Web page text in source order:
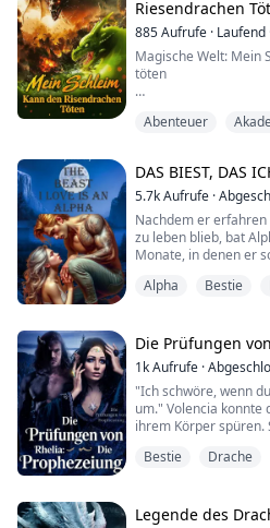
Riesendrachen
885Aufrufe · Laufend
Magische Welt: Mein
töten
Vögel zwitscherten
den jungen Alchemist
andere als
Leon war gerade
Kräuter zu mische...
Abenteuer
DAS BIEST, DAS
5.7kAufrufe ·
Nachdem er erfahren
zu leben blieb, bat
Monate, in denen er
seinem Herzen
"Du wirst einen Erben
Alpha Bestie
Die Prüfungen
1kAufrufe ·
"Ich schwöre, wenn
um." Volencia konnte
ihrem Körper spüren.
recht hatte.
Hab keine Angst."
Bestie Drache
Legende des